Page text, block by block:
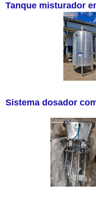
Tanque misturador
Sistema dosador